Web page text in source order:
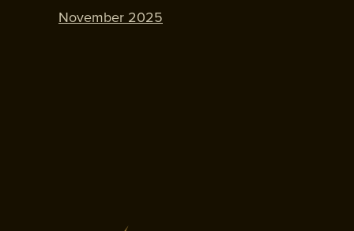
November 2025